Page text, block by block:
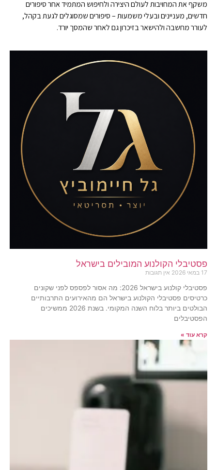
משקף את המחויבות לעולם היצירה ולחיפוש המתמיד אחר סיפורים
חדשים, מעניינים ובעלי משמעות – סיפורים שמסוגלים לגעת בקהל,
לעורר מחשבה ולהישאר בזיכרון גם לאחר שהמסך יורד.
פסטיבלי הקולנוע המובילים בישראל
17 במאי 2026 אין תגובות
פסטיבלי קולנוע בישראל 2026: מה אסור לפספס לפני שקונים
כרטיסים פסטיבלי הקולנוע בישראל הם מהאירועים התרבותיים
הבולטים ביותר בלוח השנה המקומי. בשנת 2026 ממשיכים
הפסטיבלים
קרא עוד »